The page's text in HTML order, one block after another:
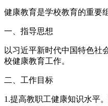
健康教育是学校教育的重要
一、指导思想
以习近平新时代中国特色社
校健康教育工作。
二、工作目标
1.提高教职工健康知识水平